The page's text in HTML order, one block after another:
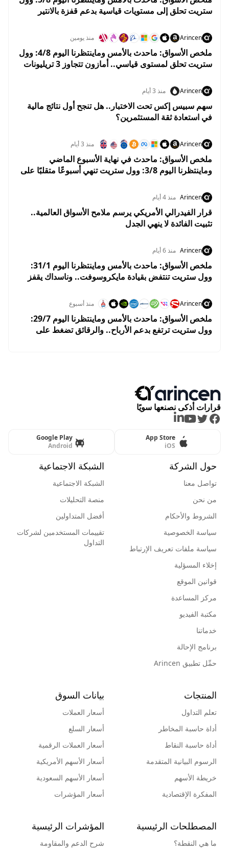
ستريت تحلق إلى مستويات قياسية بدعم قفزة بالانتير
Arincen منذ يومين
ملخص الأسواق: ماحدث بالأمس وماينتظرنا اليوم 4/8: وول
ستريت تحلق لمستوى قياسي.. أمازون تتجاوز 3 تريليونات
Arincen منذ 3 أيام
سهم سبيس إكس تحت الاختبار.. هل تنجح أول نتائج مالية
في استعادة ثقة المستثمرين؟
Arincen منذ 3 أيام
ملخص الأسواق: ماحدث في نهاية الأسبوع الماضي
وماينتظرنا اليوم 3/8: وول ستريت تنهي أسبوعًا متقلبًا على
Arincen منذ 4 أيام
قرار الفيدرالي الأمريكي يرسم ملامح الأسواق العالمية..
تثبيت الفائدة لا ينهي الجدل
Arincen منذ 6 أيام
ملخص الأسواق: ماحدث بالأمس وماينتظرنا اليوم 31/1:
وول ستريت تنتفض بقيادة مايكروسوفت.. وناسداك يقفز
Arincen منذ أسبوع
ملخص الأسواق: ماحدث بالأمس وماينتظرنا اليوم 29/7:
وول ستريت ترتفع بدعم الأرباح.. والرقائق تضغط على
قرارات أذكى نصنعها سويًا
Facebook
Twitter
Youtube
LinkedIn
App Store
iOS
Google Play
Android
حول الشركة
تواصل معنا
من نحن
الشروط والأحكام
سياسة الخصوصية
سياسة ملفات تعريف الإرتباط
إخلاء المسؤلية
قوانين الموقع
مركز المساعدة
مكتبة الفيديو
خدماتنا
برنامج الإحالة
حمِّل تطبيق Arincen
الشبكة الاجتماعية
الشبكة الاجتماعية
منصة التحليلات
أفضل المتداولين
تقييمات المستخدمين لشركات
التداول
المنتجات
تعلم التداول
أداة حاسبة المخاطر
أداة حاسبة النقاط
الرسوم البيانية المتقدمة
خريطة الأسهم
المفكرة الإقتصادية
بيانات السوق
أسعار العملات
أسعار السلع
أسعار العملات الرقمية
أسعار الأسهم الأمريكية
أسعار الأسهم السعودية
أسعار المؤشرات
المصطلحات الرئيسية
ما هي النقطة؟
المؤشرات الرئيسية
شرح الدعم والمقاومة